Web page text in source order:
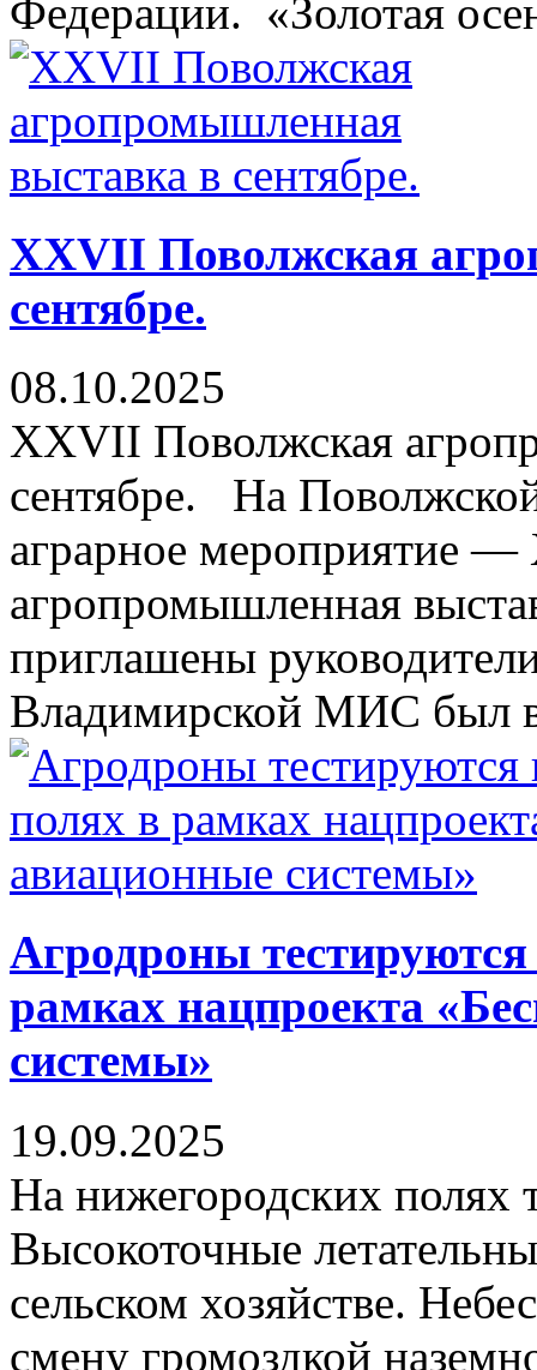
Федерации. «Золотая
XXVII Поволжская
сентябре.
08.10.2025
XXVII Поволжская
сентябре. На
аграрное мероприятие
агропромышленная
приглашены
Владимирской МИС был
Агродроны
рамках нацпроекта
системы»
19.09.2025
На нижегородских полях
Высокоточные
сельском хозяйстве.
смену громоздкой